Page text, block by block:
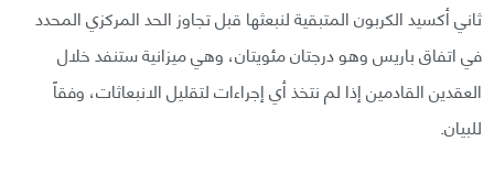
ثاني أكسيد الكربون المتبقية لنبعثها قبل تجاوز الحد المركزي المحدد
في اتفاق باريس وهو درجتان مئويتان، وهي ميزانية ستنفد خلال
العقدين القادمين إذا لم نتخذ أي إجراءات لتقليل الانبعاثات، وفقاً
للبيان.